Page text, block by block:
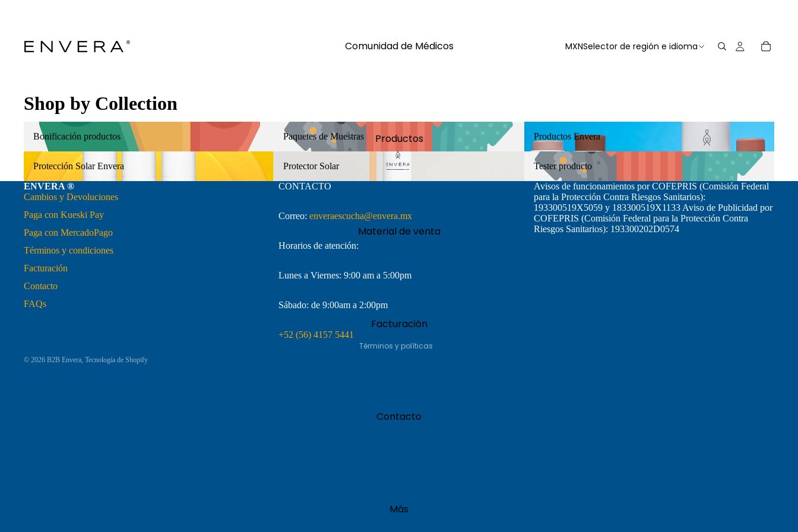
Comunidad de Médicos
Productos
Material de venta
Facturación
Contacto
Más
MXNSelector de región e idioma
Shop by Collection
Bonificación productos
Bonificación productos
Paquetes de Muestras
Paquetes de Muestras
Productos Envera
Protección Solar Envera
Protección Solar Envera
Protector Solar
Tester producto
Tester producto
ENVERA ®
Cambios y Devoluciones
Paga con Kueski Pay
Paga con MercadoPago
Términos y condiciones
Facturación
Contacto
FAQs
CONTACTO
Correo:enveraescucha@envera.mx
Horarios de atención:
Lunes a Viernes: 9:00 am a 5:00pm
Sábado: de 9:00am a 2:00pm
+52 (56) 4157 5441
Avisos de funcionamientos por COFEPRIS (Comisión Federal
para la Protección Contra Riesgos Sanitarios):
193300519X5059 y 183300519X1133 Aviso de Publicidad por
COFEPRIS (Comisión Federal para la Protección Contra
Riesgos Sanitarios): 193300202D0574
© 2026 B2B Envera, Tecnología de Shopify
Términos y políticas
Política de privacidad